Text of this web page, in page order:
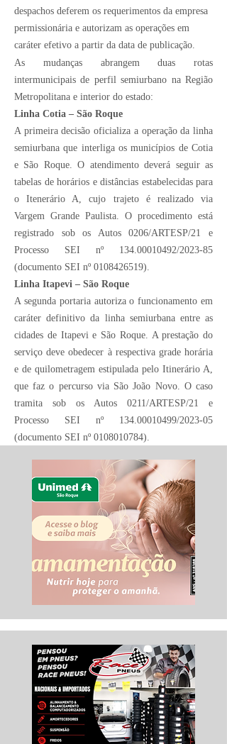
despachos deferem os requerimentos da empresa
permissionária e autorizam as operações em
caráter efetivo a partir da data de publicação.
As mudanças abrangem duas rotas
intermunicipais de perfil semiurbano na Região
Metropolitana e interior do estado:
Linha Cotia – São Roque
A primeira decisão oficializa a operação da linha
semiurbana que interliga os municípios de Cotia
e São Roque. O atendimento deverá seguir as
tabelas de horários e distâncias estabelecidas para
o Itenerário A, cujo trajeto é realizado via
Vargem Grande Paulista. O procedimento está
registrado sob os Autos 0206/ARTESP/21 e
Processo SEI nº 134.00010492/2023-85
(documento SEI nº 0108426519)
Linha Itapevi – São Roque
A segunda portaria autoriza o funcionamento em
caráter definitivo da linha semiurbana entre as
cidades de Itapevi e São Roque. A prestação do
serviço deve obedecer à respectiva grade horária
e de quilometragem estipulada pelo Itinerário A,
que faz o percurso via São João Novo. O caso
tramita sob os Autos 0211/ARTESP/21 e
Processo SEI nº 134.00010499/2023-05
(documento SEI nº 0108010784)